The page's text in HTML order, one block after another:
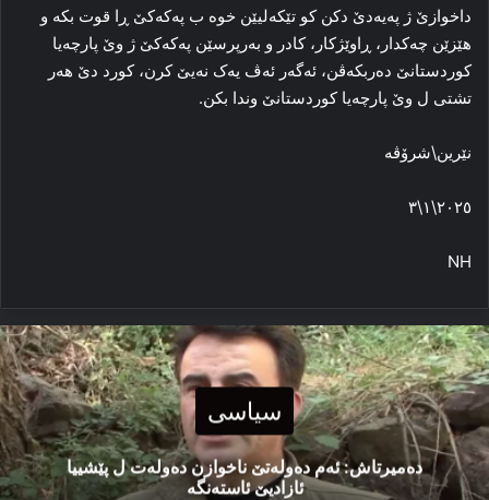
داخوازێ ژ پەیەدێ دکن کو تێکه‌لیێن خوه‌ ب پەکەکێ ڕا قوت بکه‌ و
هێزێن چه‌کدار، ڕاوێژکار، کادر و به‌رپرسێن پەکەکێ ژ وێ پارچه‌یا
کوردستانێ ده‌ربکه‌ڤن، ئه‌گه‌ر ئه‌ڤ یه‌ک نه‌یێ کرن، کورد دێ هه‌ر
تشتی ل وێ پارچه‌یا کوردستانێ وندا بکن.
نێرین\شرۆڤە
٢٠٢٥\١\٣
NH
سیاسی
دەمیرتاش: ئەم دەولەتێ ناخوازن دەولەت ل پێشییا
ئازادیێ ئاستەنگە